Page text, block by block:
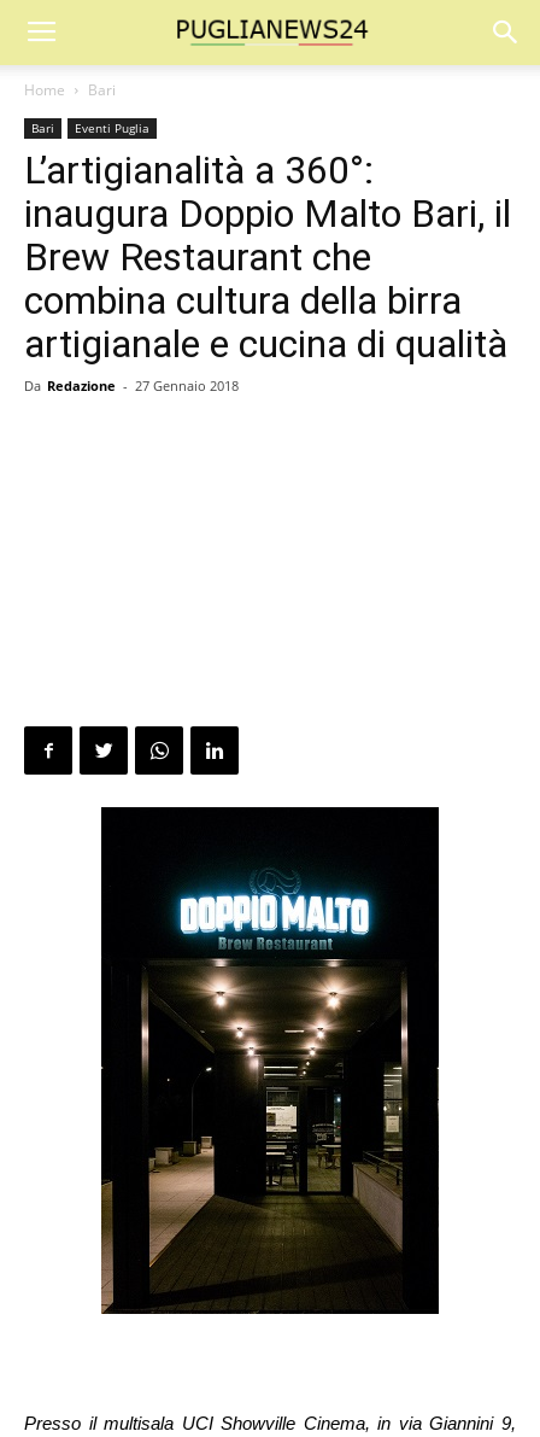
Home Bari
Bari Eventi Puglia
L’artigianalità a 360°:
inaugura Doppio Malto Bari, il
Brew Restaurant che
combina cultura della birra
artigianale e cucina di qualità
Da Redazione - 27 Gennaio 2018
Presso il multisala UCI Showville Cinema, in via Giannini 9,